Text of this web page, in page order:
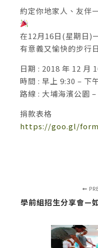
約定你地家人、友伴
在12月16日(星期日)
有意義又愉快的步行
日期 : 2018 年 12 月
時間 : 早上 9:30 – 下
路線 : 大埔海濱公園
捐款表格
https://goo.gl/
學前組招生分享會—